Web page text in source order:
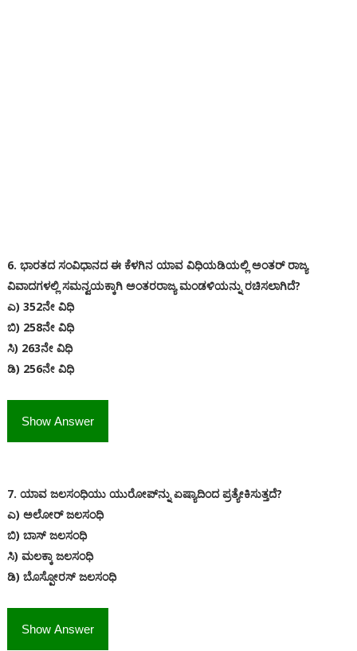
6. ಭಾರತದ ಸಂವಿಧಾನದ ಈ ಕೆಳಗಿನ ಯಾವ ವಿಧಿಯಡಿಯಲ್ಲಿ ಅಂತರ್ ರಾಜ್ಯ
ವಿವಾದಗಳಲ್ಲಿ ಸಮನ್ವಯಕ್ಕಾಗಿ ಅಂತರರಾಜ್ಯ ಮಂಡಳಿಯನ್ನು ರಚಿಸಲಾಗಿದೆ?
ಎ) 352ನೇ ವಿಧಿ
ಬಿ) 258ನೇ ವಿಧಿ
ಸಿ) 263ನೇ ವಿಧಿ
ಡಿ) 256ನೇ ವಿಧಿ
Show Answer
7. ಯಾವ ಜಲಸಂಧಿಯು ಯುರೋಪ್‌ನ್ನು ಏಷ್ಯಾದಿಂದ ಪ್ರತ್ಯೇಕಿಸುತ್ತದೆ?
ಎ) ಅಲೋರ್ ಜಲಸಂಧಿ
ಬಿ) ಬಾಸ್ ಜಲಸಂಧಿ
ಸಿ) ಮಲಕ್ಕಾ ಜಲಸಂಧಿ
ಡಿ) ಬೊಸ್ಪೋರಸ್ ಜಲಸಂಧಿ
Show Answer